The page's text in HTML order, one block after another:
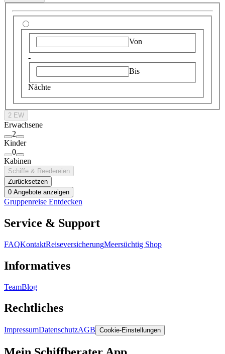
Von
-
Bis
Nächte
2 EW
Erwachsene
2
Kinder
0
Kabinen
Schiffe & Reedereien
Zurücksetzen
0 Angebote anzeigen
Gruppenreise Entdecken
Service & Support
FAQKontaktReiseversicherungMeersüchtig Shop
Informatives
TeamBlog
Rechtliches
ImpressumDatenschutzAGB Cookie-Einstellungen